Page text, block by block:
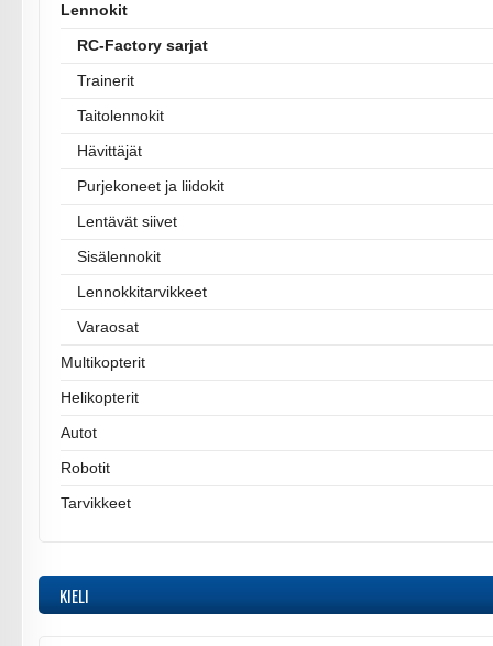
Lennokit
RC-Factory sarjat
Trainerit
Taitolennokit
Hävittäjät
Purjekoneet ja liidokit
Lentävät siivet
Sisälennokit
Lennokkitarvikkeet
Varaosat
Multikopterit
Helikopterit
Autot
Robotit
Tarvikkeet
KIELI